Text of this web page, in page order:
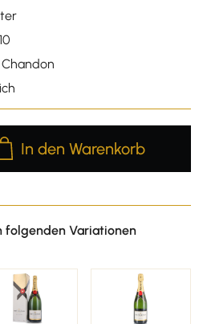
Anzahl: Gib den
In den Warenkorb
folgenden Variationen